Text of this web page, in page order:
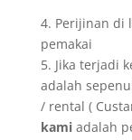
4. Perijinan di
pemakai
5. Jika terjadi
adalah
/ rental (
kamiadalah